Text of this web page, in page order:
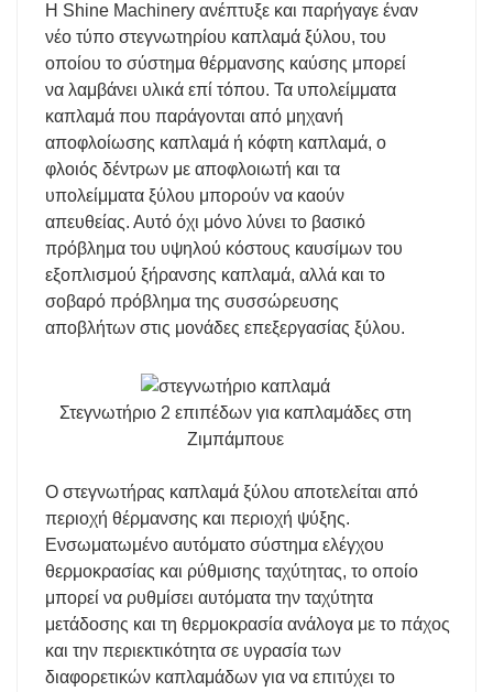
Η Shine Machinery ανέπτυξε και παρήγαγε έναν
νέο τύπο στεγνωτηρίου καπλαμά ξύλου, του
οποίου το σύστημα θέρμανσης καύσης μπορεί
να λαμβάνει υλικά επί τόπου. Τα υπολείμματα
καπλαμά που παράγονται από μηχανή
αποφλοίωσης καπλαμά ή κόφτη καπλαμά, ο
φλοιός δέντρων με αποφλοιωτή και τα
υπολείμματα ξύλου μπορούν να καούν
απευθείας. Αυτό όχι μόνο λύνει το βασικό
πρόβλημα του υψηλού κόστους καυσίμων του
εξοπλισμού ξήρανσης καπλαμά, αλλά και το
σοβαρό πρόβλημα της συσσώρευσης
αποβλήτων στις μονάδες επεξεργασίας ξύλου.
Στεγνωτήριο 2 επιπέδων για καπλαμάδες στη
Ζιμπάμπουε
Ο στεγνωτήρας καπλαμά ξύλου αποτελείται από
περιοχή θέρμανσης και περιοχή ψύξης.
Ενσωματωμένο αυτόματο σύστημα ελέγχου
θερμοκρασίας και ρύθμισης ταχύτητας, το οποίο
μπορεί να ρυθμίσει αυτόματα την ταχύτητα
μετάδοσης και τη θερμοκρασία ανάλογα με το πάχος
και την περιεκτικότητα σε υγρασία των
διαφορετικών καπλαμάδων για να επιτύχει το